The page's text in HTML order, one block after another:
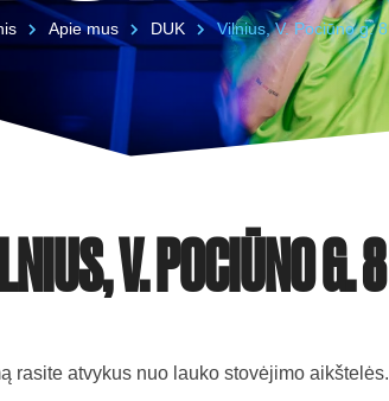
Apie mus DUK Vilnius, V. Pociūno g. 8
V. POCIŪNO G. 8
rasite atvykus nuo lauko stovėjimo aikštelės.